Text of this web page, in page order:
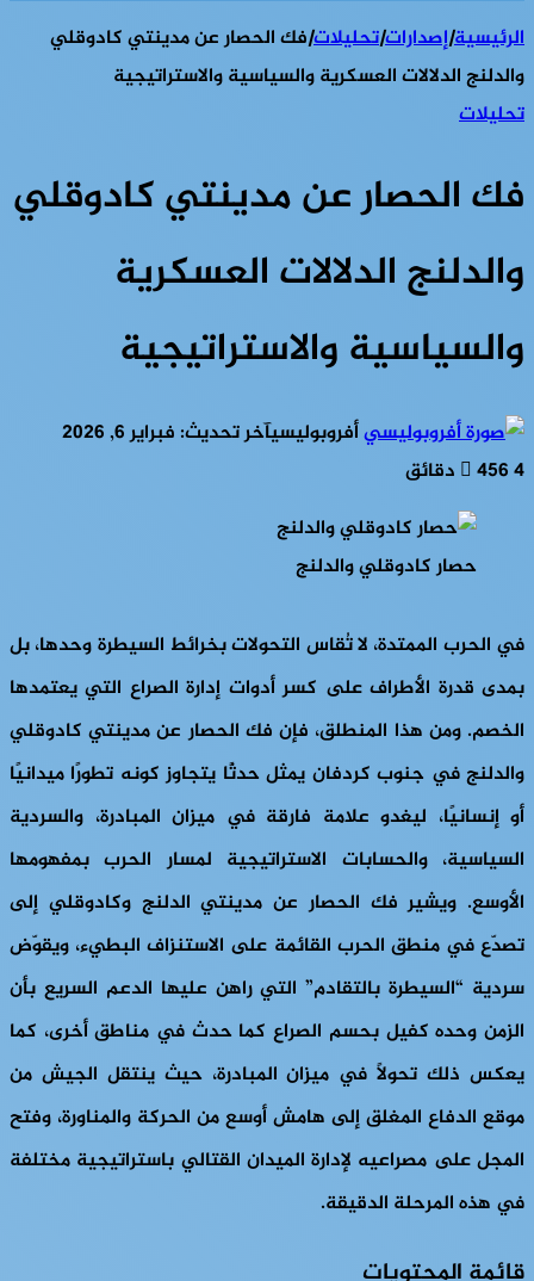
الرئيسية|إصدارات|تحليلات|فك الحصار عن مدينتي كادوقلي
والدلنج الدلالات العسكرية والسياسية والاستراتيجية
تحليلات
فك الحصار عن مدينتي كادوقلي
والدلنج الدلالات العسكرية
والسياسية والاستراتيجية
أفروبوليسيآخر تحديث: فبراير 6, 2026
4564 دقائق
حصار كادوقلي والدلنج
في الحرب الممتدة، لا تُقاس التحولات بخرائط السيطرة وحدها، بل
بمدى قدرة الأطراف على كسر أدوات إدارة الصراع التي يعتمدها
الخصم. ومن هذا المنطلق، فإن فك الحصار عن مدينتي كادوقلي
والدلنج في جنوب كردفان يمثل حدثًا يتجاوز كونه تطورًا ميدانيًا
أو إنسانيًا، ليغدو علامة فارقة في ميزان المبادرة، والسردية
السياسية، والحسابات الاستراتيجية لمسار الحرب بمفهومها
الأوسع. ويشير فك الحصار عن مدينتي الدلنج وكادوقلي إلى
تصدّع في منطق الحرب القائمة على الاستنزاف البطيء، ويقوّض
سردية “السيطرة بالتقادم” التي راهن عليها الدعم السريع بأن
الزمن وحده كفيل بحسم الصراع كما حدث في مناطق أخرى، كما
يعكس ذلك تحولًا في ميزان المبادرة، حيث ينتقل الجيش من
موقع الدفاع المغلق إلى هامش أوسع من الحركة والمناورة، وفتح
المجل على مصراعيه لإدارة الميدان القتالي باستراتيجية مختلفة
في هذه المرحلة الدقيقة.